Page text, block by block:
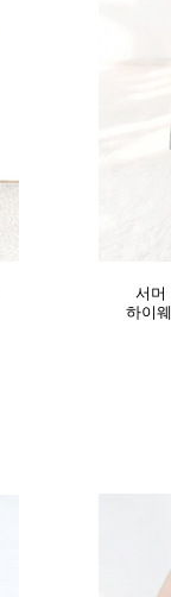
서머
하이